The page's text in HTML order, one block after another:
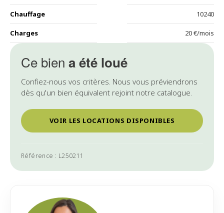
Ce bien a été loué
Confiez-nous vos critères. Nous vous préviendrons
dès qu'un bien équivalent rejoint notre catalogue.
VOIR LES LOCATIONS DISPONIBLES
Référence : L250211
Chauffage 10240
Charges 20 €/mois